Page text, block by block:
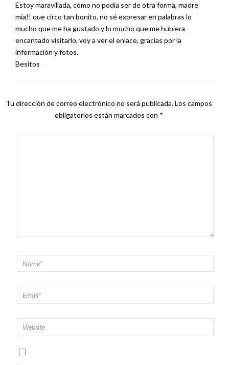
Estoy maravillada, cómo no podía ser de otra forma, madre
mía!! que circo tan bonito, no sé expresar en palabras lo
mucho que me ha gustado y lo mucho que me hubiera
encantado visitarlo, voy a ver el enlace, gracias por la
información y fotos.
Besitos
Tu dirección de correo electrónico no será publicada.Los campos
obligatorios están marcados con *